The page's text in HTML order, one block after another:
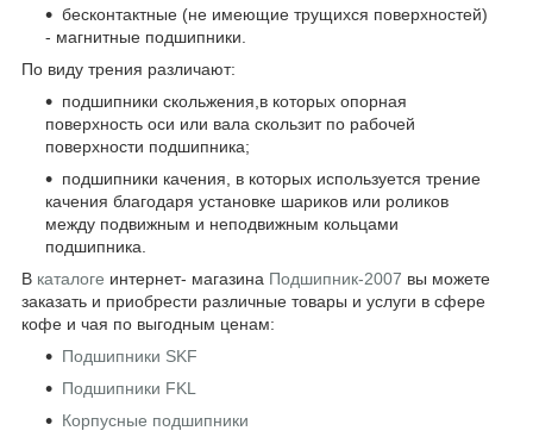
бесконтактные (не имеющие трущихся поверхностей)
- магнитные подшипники.
По виду трения различают:
подшипники скольжения,в которых опорная
поверхность оси или вала скользит по рабочей
поверхности подшипника;
подшипники качения, в которых используется трение
качения благодаря установке шариков или роликов
между подвижным и неподвижным кольцами
подшипника.
В каталоге интернет- магазина Подшипник-2007 вы можете
заказать и приобрести различные товары и услуги в сфере
кофе и чая по выгодным ценам:
Подшипники SKF
Подшипники FKL
Корпусные подшипники